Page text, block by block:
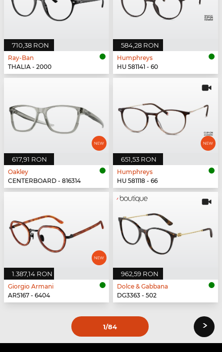
710,38 RON
Ray-Ban
THALIA - 2000
584,28 RON
Humphreys
HU 581141 - 60
617,91 RON
Oakley
CENTERBOARD - 816314
651,53 RON
Humphreys
HU 581118 - 66
1.387,14 RON
Giorgio Armani
AR5167 - 6404
962,59 RON
Dolce & Gabbana
DG3363 - 502
1/84 ›